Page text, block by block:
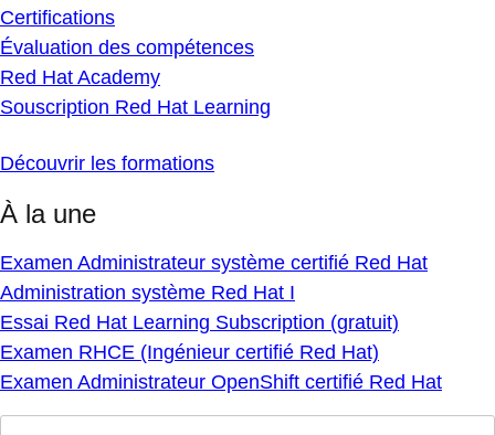
Certifications
Évaluation des compétences
Red Hat Academy
Souscription Red Hat Learning
Découvrir les formations
À la une
Examen Administrateur système certifié Red Hat
Administration système Red Hat I
Essai Red Hat Learning Subscription (gratuit)
Examen RHCE (Ingénieur certifié Red Hat)
Examen Administrateur OpenShift certifié Red Hat